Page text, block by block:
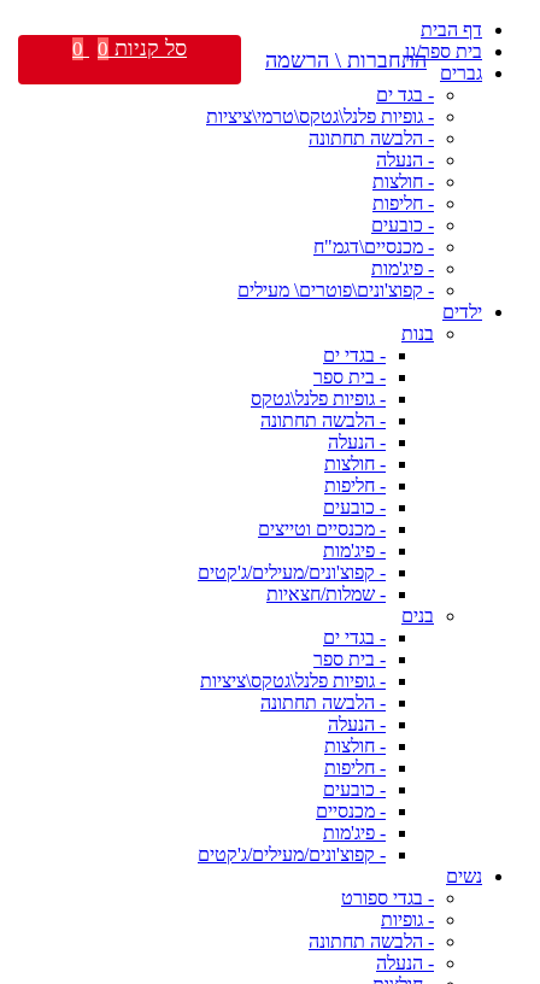
דף הבית
בית ספר/גן
גברים
- בגד ים
- גופיות פלנל\גטקס\טרמי\ציציות
- הלבשה תחתונה
- הנעלה
- חולצות
- חליפות
- כובעים
- מכנסיים\דגמ"ח
- פיג'מות
- קפוצ'ונים\פוטרים\ מעילים
ילדים
בנות
- בגדי ים
- בית ספר
- גופיות פלנל\גטקס
- הלבשה תחתונה
- הנעלה
- חולצות
- חליפות
- כובעים
- מכנסיים וטייצים
- פיג'מות
- קפוצ'ונים/מעילים/ג'קטים
- שמלות/חצאיות
בנים
- בגדי ים
- בית ספר
- גופיות פלנל\גטקס\ציציות
- הלבשה תחתונה
- הנעלה
- חולצות
- חליפות
- כובעים
- מכנסיים
- פיג'מות
- קפוצ'ונים/מעילים/ג'קטים
נשים
- בגדי ספורט
- גופיות
- הלבשה תחתונה
- הנעלה
התחברות \ הרשמה סל קניות 0
0